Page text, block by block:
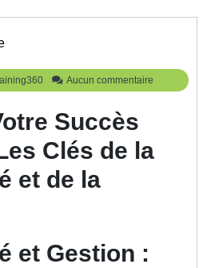
training360
Aucun commentaire
Succès
Clés de la
et de la
et Gestion :